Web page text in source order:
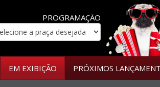
PROGRAMAÇÃO
EM EXIBIÇÃO PRÓXIMOS